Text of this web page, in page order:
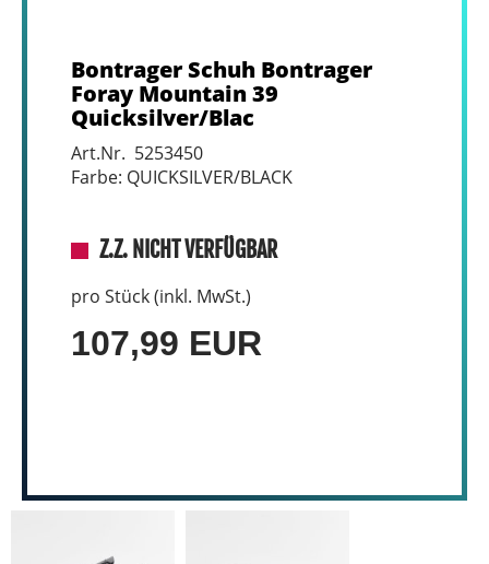
Bontrager Schuh Bontrager
Foray Mountain 39
Quicksilver/Blac
Art.Nr. 5253450
Farbe: QUICKSILVER/BLACK
Z.Z. NICHT VERFÜGBAR
pro Stück (inkl. MwSt.)
107,99 EUR